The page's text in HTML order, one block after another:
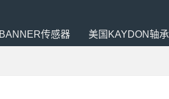
BANNER传感器 美国KAYDON轴承